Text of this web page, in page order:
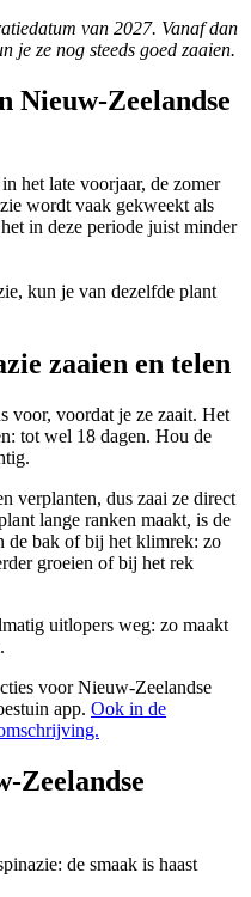
van 2027. Vanaf dan
je ze nog steeds goed zaaien.
Nieuw-Zeelandse
het late voorjaar, de zomer
wordt vaak gekweekt als
in deze periode juist minder
kun je van dezelfde plant
zaaien en telen
voor, voordat je ze zaait. Het
tot wel 18 dagen. Hou de
verplanten, dus zaai ze direct
lange ranken maakt, is de
de bak of bij het klimrek: zo
groeien of bij het rek
uitlopers weg: zo maakt
voor Nieuw-Zeelandse
app. Ook in de
Zeelandse
de smaak is haast